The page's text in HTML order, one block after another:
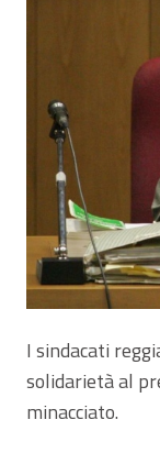
I sindacati
solidarietà al
minacciato.